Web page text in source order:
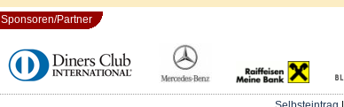
Sponsoren/Partner